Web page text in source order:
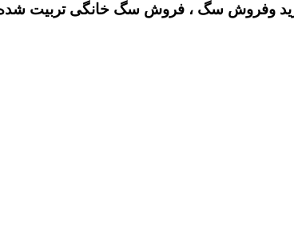
وفروش سگ ، فروش سگ خانگی تربیت شده